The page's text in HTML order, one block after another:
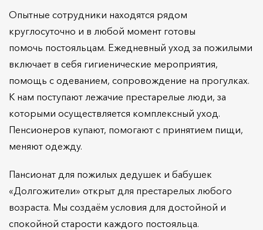
Опытные сотрудники находятся рядом
круглосуточно и в любой момент готовы
помочь постояльцам. Ежедневный уход за пожилыми
включает в себя гигиенические мероприятия,
помощь с одеванием, сопровождение на прогулках.
К нам поступают лежачие престарелые люди, за
которыми осуществляется комплексный уход.
Пенсионеров купают, помогают с принятием пищи,
меняют одежду.
Пансионат для пожилых дедушек и бабушек
«Долгожители» открыт для престарелых любого
возраста. Мы создаём условия для достойной и
спокойной старости каждого постояльца.